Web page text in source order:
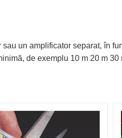
un amplificator separat, în
de exemplu 10 m 20 m 30